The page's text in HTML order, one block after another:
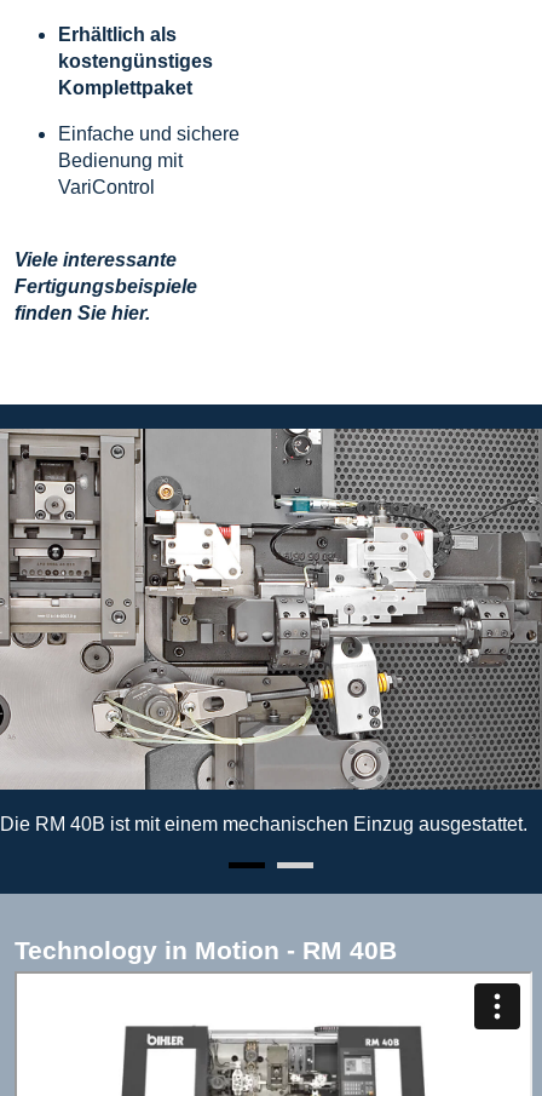
Erhältlich als
kostengünstiges
Komplettpaket
Einfache und sichere
Bedienung mit
VariControl
Viele interessante
Fertigungsbeispiele
finden Sie hier.
Die RM 40B ist mit einem mechanischen Einzug ausgestattet.
Technology in Motion - RM 40B